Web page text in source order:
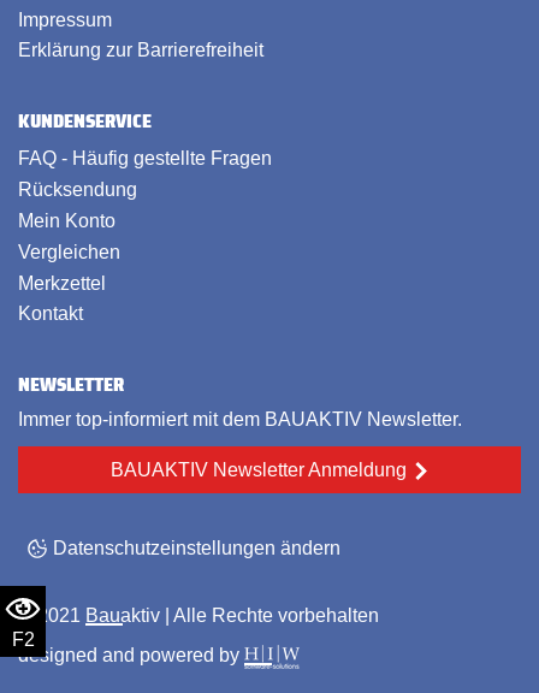
F2
Impressum
Erklärung zur Barrierefreiheit
KUNDENSERVICE
FAQ - Häufig gestellte Fragen
Rücksendung
Mein Konto
Vergleichen
Merkzettel
Kontakt
NEWSLETTER
Immer top-informiert mit dem BAUAKTIV Newsletter.
BAUAKTIV Newsletter Anmeldung
Datenschutzeinstellungen ändern
© 2021 Bauaktiv | Alle Rechte vorbehalten
designed and powered by